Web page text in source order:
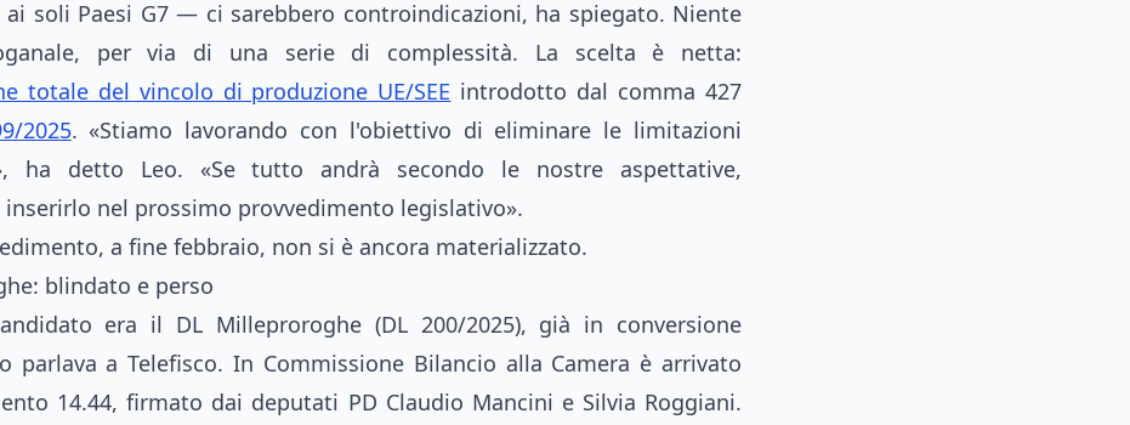
ai soli Paesi G7 — ci sarebbero controindicazioni, ha spiegato. Niente
per via di una serie di complessità. La scelta è netta:
totale del vincolo di produzione UE/SEE introdotto dal comma 427
2025. «Stiamo lavorando con l'obiettivo di eliminare le limitazioni
ha detto Leo. «Se tutto andrà secondo le nostre aspettative,
nel prossimo provvedimento legislativo».
a fine febbraio, non si è ancora materializzato.
blindato e perso
era il DL Milleproroghe (DL 200/2025), già in conversione
parlava a Telefisco. In Commissione Bilancio alla Camera è arrivato
14.44, firmato dai deputati PD Claudio Mancini e Silvia Roggiani.